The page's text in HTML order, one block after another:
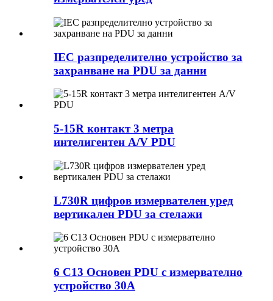
IEC разпределително устройство за
захранване на PDU за данни
5-15R контакт 3 метра
интелигентен A/V PDU
L730R цифров измервателен уред
вертикален PDU за стелажи
6 C13 Основен PDU с измервателно
устройство 30A